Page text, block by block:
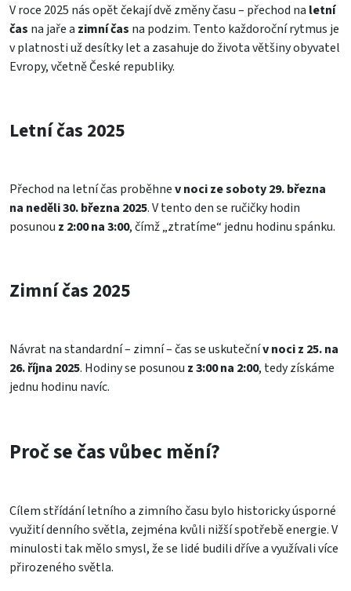
V roce 2025 nás opět čekají dvě změny času – přechod na letní
čas na jaře a zimní čas na podzim. Tento každoroční rytmus je
v platnosti už desítky let a zasahuje do života většiny obyvatel
Evropy, včetně České republiky.
Letní čas 2025
Přechod na letní čas proběhnev noci ze soboty 29. března
na neděli 30. března 2025. V tento den se ručičky hodin
posunou z 2:00 na 3:00, čímž „ztratíme“ jednu hodinu spánku.
Zimní čas 2025
Návrat na standardní – zimní – čas se uskutečnív noci z 25. na
26. října 2025. Hodiny se posunou z 3:00 na 2:00, tedy získáme
jednu hodinu navíc.
Proč se čas vůbec mění?
Cílem střídání letního a zimního času bylo historicky úsporné
využití denního světla, zejména kvůli nižší spotřebě energie. V
minulosti tak mělo smysl, že se lidé budili dříve a využívali více
přirozeného světla.